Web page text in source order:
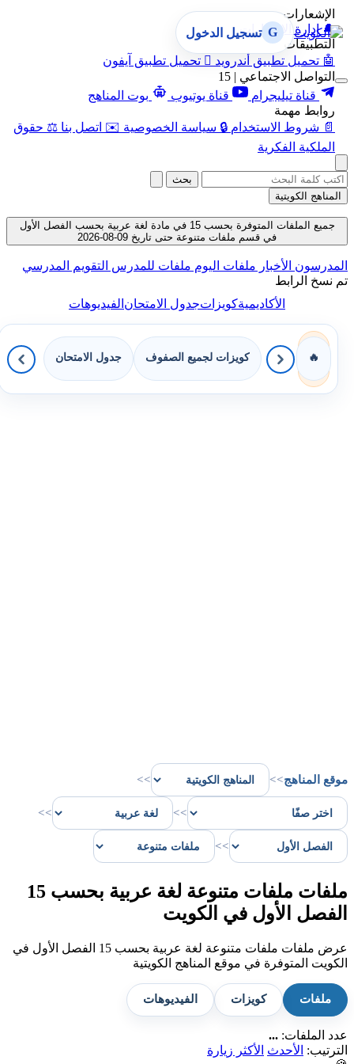
الإشعارات
🔔 إدارة الإشعارات
التطبيقات
🤖 تحميل تطبيق أندرويد  تحميل تطبيق آيفون
التواصل الاجتماعي | 15
قناة تيليجرام
قناة يوتيوب
بوت المناهج
روابط مهمة
📄 شروط الاستخدام 🔒 سياسة الخصوصية ✉️ اتصل بنا ⚖️ حقوق
الملكية الفكرية
G تسجيل الدخول
بحث
المناهج الكويتية
جميع الملفات المتوفرة بحسب 15 في مادة لغة عربية بحسب الفصل الأول
في قسم ملفات متنوعة حتى تاريخ 09-08-2026
المدرسون الأخبار ملفات اليوم ملفات للمدرس التقويم المدرسي
تم نسخ الرابط
الأكاديميةكويزاتجدول الامتحانالفيديوهات
🔥 كويزات لجميع الصفوف جدول الامتحان
موقع المناهج>>
>>
>>
>>
>>
ملفات ملفات متنوعة لغة عربية بحسب 15
الفصل الأول في الكويت
عرض ملفات ملفات متنوعة لغة عربية بحسب 15 الفصل الأول في
الكويت المتوفرة في موقع المناهج الكويتية
ملفات كويزات الفيديوهات
عدد الملفات: ...
الترتيب:
الأحدث
الأكثر زيارة